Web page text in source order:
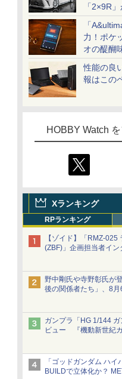
「2×9R
「
力！ポケ
オの醍醐
性能の良
報はこの
HOBBY Watch
Xランキング
RPランキング
【ゾイド】「RMZ-
(ZBF)」企画担当者イ
デザインまで再現可能
ト pic.x.com/
野中剛氏や寺野彰氏が
後の関係者たち」、8
は「超
ガンプラ「HG 1/144
ビュー 『機動新世紀
ンナーアームガトリン
最新フォーマットでキ
pic.x.com/nszPIDTpbg
「ゴッドガンダム ハ
BUILDで立体化か？